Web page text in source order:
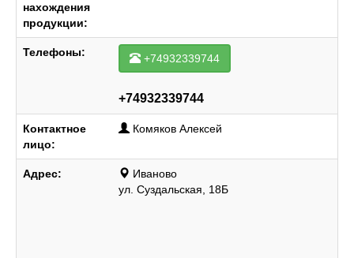
нахождения
продукции:
Телефоны: +74932339744
+74932339744
Контактное
лицо:
Комяков Алексей
Адрес:
Иваново
ул. Суздальская, 18Б